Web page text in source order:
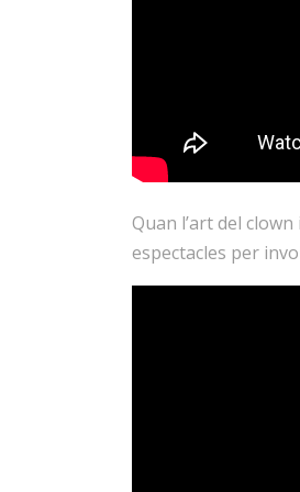
Quan l’art del
espectacles per